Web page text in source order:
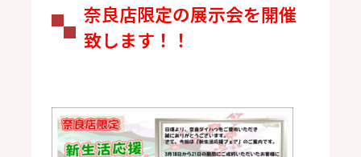
奈良店限定の展示会を開催
致します！！